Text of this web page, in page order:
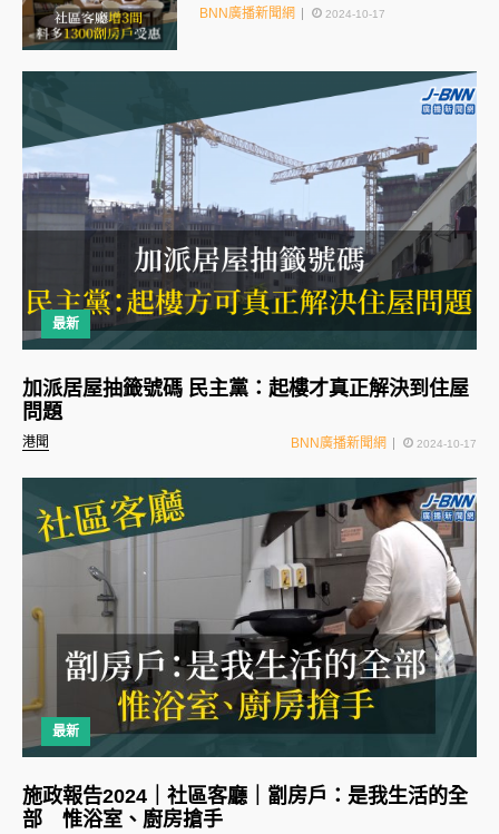
BNN廣播新聞網 2024-10-17
最新
港聞
加派居屋抽籤號碼 民主黨：起樓才真正解決到住屋
問題
BNN廣播新聞網 2024-10-17
最新
施政報告2024｜社區客廳｜劏房戶：是我生活的全
部 惟浴室、廚房搶手